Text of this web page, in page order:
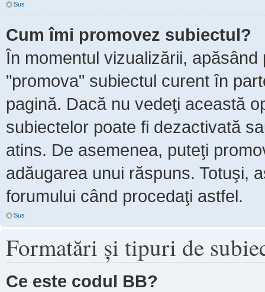
Sus
Cum îmi promovez subiectul?
În momentul vizualizării, apăsând
"promova" subiectul curent în
pagină. Dacă nu vedeţi această
subiectelor poate fi dezactivată
atins. De asemenea, puteţi
adăugarea unui răspuns. Totuşi,
forumului când procedaţi astfel.
Sus
Formatări şi tipuri de
Ce este codul BB?